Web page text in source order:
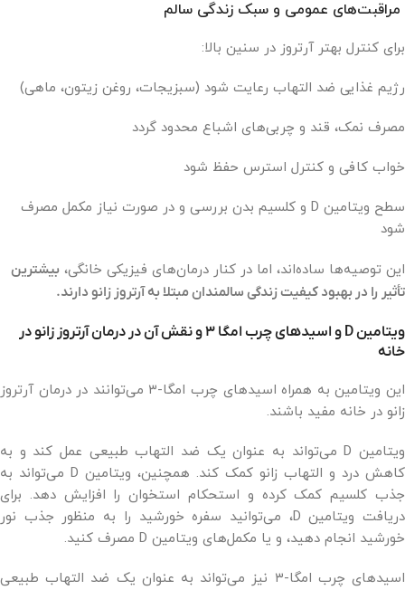
مراقبت‌های عمومی و سبک زندگی سالم
برای کنترل بهتر آرتروز در سنین بالا:
رژیم غذایی ضد التهاب رعایت شود (سبزیجات، روغن زیتون، ماهی)
مصرف نمک، قند و چربی‌های اشباع محدود گردد
خواب کافی و کنترل استرس حفظ شود
سطح ویتامین D و کلسیم بدن بررسی و در صورت نیاز مکمل مصرف
شود
این توصیه‌ها ساده‌اند، اما در کنار درمان‌های فیزیکی خانگی، بیشترین
تأثیر را در بهبود کیفیت زندگی سالمندان مبتلا به آرتروز زانو دارند.
ویتامین D و اسیدهای چرب امگا ۳ و نقش آن در درمان آرتروز زانو در
خانه
این ویتامین به همراه اسیدهای چرب امگا-۳ می‌توانند در درمان آرتروز
زانو در خانه مفید باشند.
ویتامین D می‌تواند به عنوان یک ضد التهاب طبیعی عمل کند و به
کاهش درد و التهاب زانو کمک کند. همچنین، ویتامین D می‌تواند به
جذب کلسیم کمک کرده و استحکام استخوان را افزایش دهد. برای
دریافت ویتامین D، می‌توانید سفره خورشید را به منظور جذب نور
خورشید انجام دهید، و یا مکمل‌های ویتامین D مصرف کنید.
اسیدهای چرب امگا-۳ نیز می‌تواند به عنوان یک ضد التهاب طبیعی